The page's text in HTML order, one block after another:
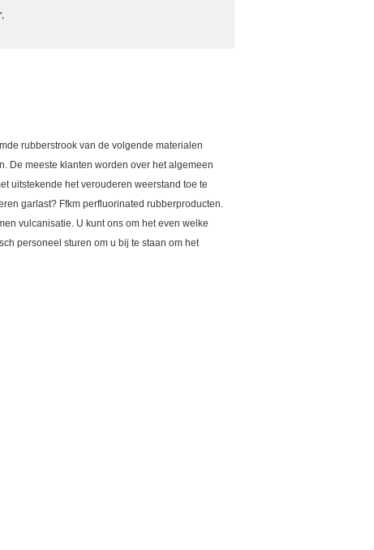
,
rubberstrook van de volgende materialen
De meeste klanten worden over het algemeen
uitstekende het verouderen weerstand toe te
garlast? Ffkm perfluorinated rubberproducten.
vulcanisatie. U kunt ons om het even welke
personeel sturen om u bij te staan om het